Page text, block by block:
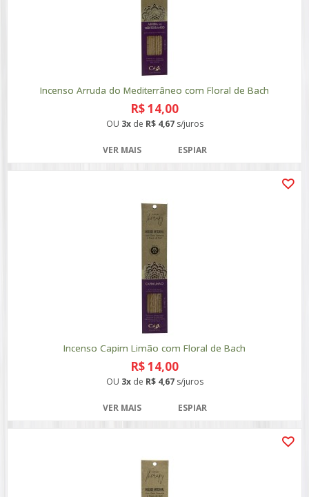
Incenso Arruda do Mediterrâneo com Floral de Bach
R$ 14,00
OU 3xde R$ 4,67s/juros
VER MAIS ESPIAR
Incenso Capim Limão com Floral de Bach
R$ 14,00
OU 3xde R$ 4,67s/juros
VER MAIS ESPIAR